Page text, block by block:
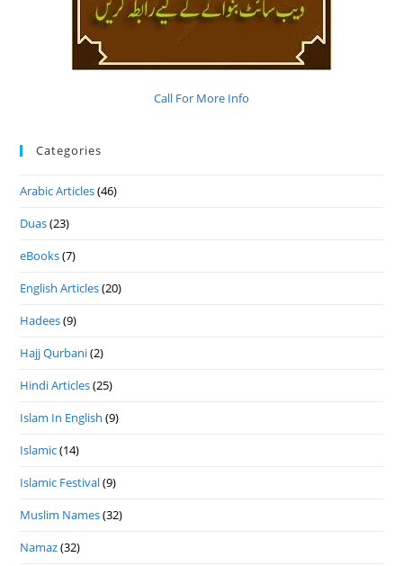
Call For More Info
Categories
Arabic Articles(46)
Duas(23)
eBooks(7)
English Articles(20)
Hadees(9)
Hajj Qurbani(2)
Hindi Articles(25)
Islam In English (9)
Islamic(14)
Islamic Festival(9)
Muslim Names(32)
Namaz(32)